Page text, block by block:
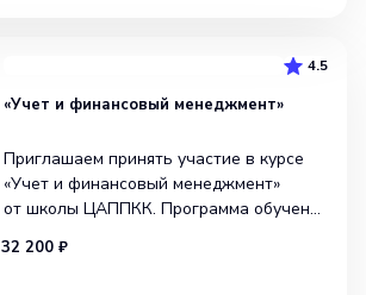
4.5
«Учет и финансовый менеджмент»
Приглашаем принять участие в курсе
«Учет и финансовый менеджмент»
от школы ЦАППКК. Программа обучения
в формате дистанционного обучения.
32 200 ₽